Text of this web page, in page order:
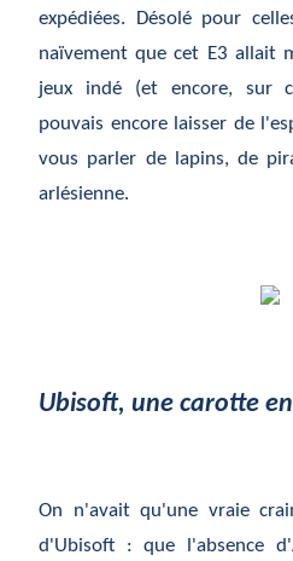
expédiées. Désolé pour
naïvement que cet E3 allait
jeux indé (et encore, sur
pouvais encore laisser de
vous parler de lapins, de
arlésienne.
Ubisoft, une carotte
On n'avait qu'une vraie
d'Ubisoft : que l'absence